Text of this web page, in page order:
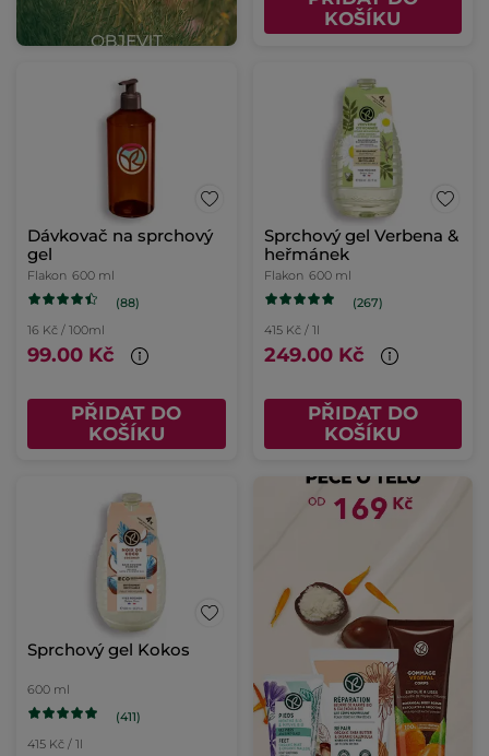
KOŠÍKU
Dávkovač na sprchový
gel
Flakon 600 ml
(88)
16 Kč / 100ml
99.00 Kč
PŘIDAT DO
KOŠÍKU
Sprchový gel Verbena &
heřmánek
Flakon 600 ml
(267)
415 Kč / 1l
249.00 Kč
PŘIDAT DO
KOŠÍKU
Sprchový gel Kokos
600 ml
(411)
415 Kč / 1l